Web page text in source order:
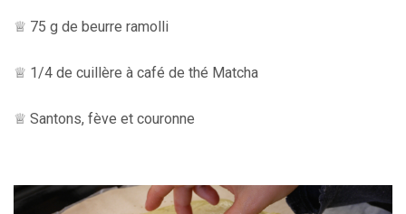
♕ 75 g de beurre ramolli
♕ 1/4 de cuillère à café de thé Matcha
♕ Santons, fève et couronne